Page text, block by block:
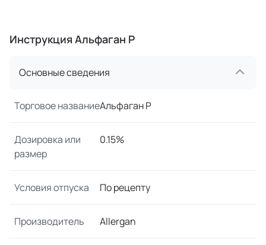
Инструкция Альфаган Р
Основные сведения
Торговое названиеАльфаган Р
Дозировка или
размер
0.15%
Условия отпуска По рецепту
Производитель Allergan